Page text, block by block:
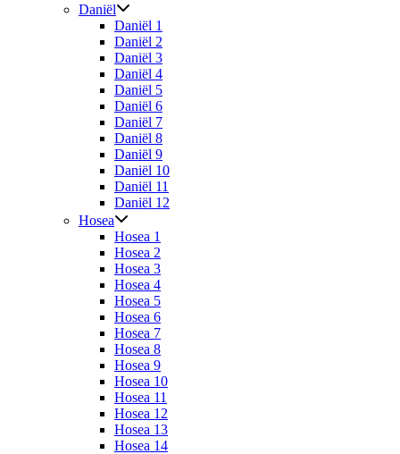
Daniël
Daniël 1
Daniël 2
Daniël 3
Daniël 4
Daniël 5
Daniël 6
Daniël 7
Daniël 8
Daniël 9
Daniël 10
Daniël 11
Daniël 12
Hosea
Hosea 1
Hosea 2
Hosea 3
Hosea 4
Hosea 5
Hosea 6
Hosea 7
Hosea 8
Hosea 9
Hosea 10
Hosea 11
Hosea 12
Hosea 13
Hosea 14